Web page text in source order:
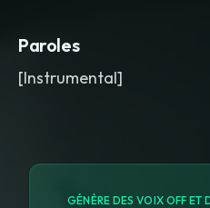
Paroles
[Instrumental]
GÉNÈRE DES VOIX OFF ET